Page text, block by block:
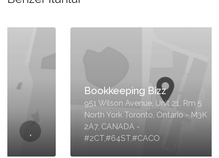
Bookkeeping Bizz
951 Wilson Avenue, Unit 21, Rm 5
North York Toronto, Ontario - M3K
2A7, CANADA -
#2CT,#64ST,#CACO